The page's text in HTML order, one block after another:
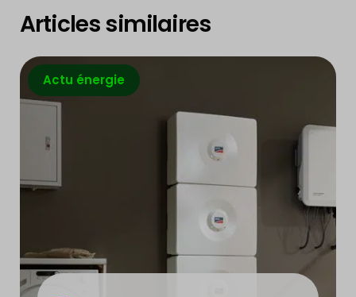
Articles similaires
Actu énergie